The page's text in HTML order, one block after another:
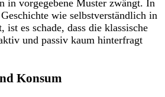
in vorgegebene Muster zwängt. In
wie selbstverständlich in
ist es schade, dass die klassische
und passiv kaum hinterfragt
Konsum